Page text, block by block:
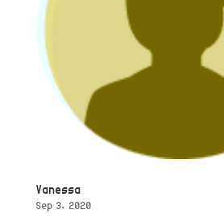
Vanessa
Sep 3, 2020